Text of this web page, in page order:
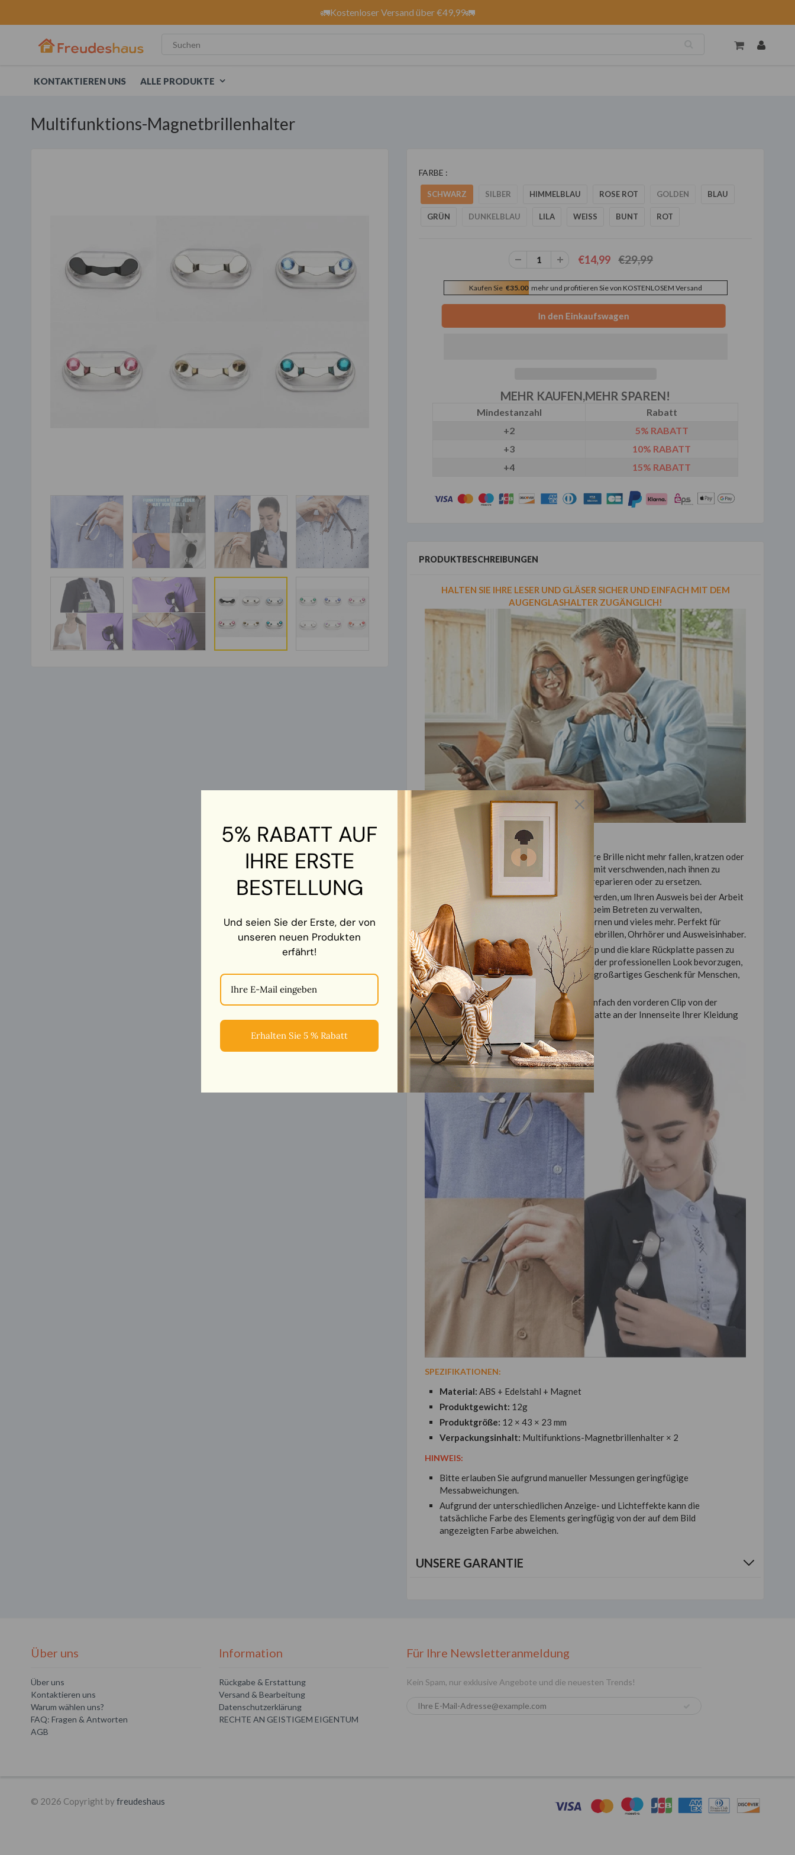
🚛Kostenloser Versand über €49,99🚛
KONTAKTIEREN UNS ALLE PRODUKTE
Multifunktions-Magnetbrillenhalter
FARBE :
SCHWARZ SILBER HIMMELBLAU ROSE ROT GOLDEN BLAU
GRÜN DUNKELBLAU LILA WEISS BUNT ROT
€14,99 €29,99
Kaufen Sie €35.00 mehr und profitieren Sie von KOSTENLOSEM Versand
MEHR KAUFEN,MEHR SPAREN!
Mindestanzahl
Rabatt
+2
5% RABATT
+3
10% RABATT
+4
15% RABATT
PRODUKTBESCHREIBUNGEN
HALTEN SIE IHRE LESER UND GLÄSER SICHER UND EINFACH MIT DEM
AUGENGLASHALTER ZUGÄNGLICH!
EIGENSCHAFTEN:
Schützen Sie Ihre Brille - Lassen Sie Ihre Brille nicht mehr fallen, kratzen oder
verlegen. Sie müssen keine Zeit mehr damit verschwenden, nach ihnen zu
suchen und Geld auszugeben, um sie zu reparieren oder zu ersetzen.
Multifunktional- Es kann verwendet werden, um Ihren Ausweis bei der Arbeit
zu halten, Ihre Ohrhörer, Sonnenbrillen beim Betreten zu verwalten,
Schutzbrillen von der Baustelle zu entfernen und vieles mehr. Perfekt für
Brillen, Sonnenbrillen, Schutzbrillen, Lesebrillen, Ohrhörer und Ausweisinhaber.
Überlegenes Design- Der schlanke Clip und die klare Rückplatte passen zu
jedem Stil. Egal, ob Sie einen stilvollen oder professionellen Look bevorzugen,
dies ist das Richtige für Sie. Dies ist ein großartiges Geschenk für Menschen,
die häufig eine Brille tragen.
Einfache Bedienung
- Entfernen Sie einfach den vorderen Clip von der
Rückplatte und platzieren Sie die Rückplatte an der Innenseite Ihrer Kleidung
an der gewünschten Stelle.
SPEZIFIKATIONEN:
Material: ABS + Edelstahl + Magnet
Produktgewicht: 12g
Produktgröße: 12 × 43 × 23 mm
Verpackungsinhalt: Multifunktions-Magnetbrillenhalter × 2
HINWEIS:
Bitte erlauben Sie aufgrund manueller Messungen geringfügige
Messabweichungen.
Aufgrund der unterschiedlichen Anzeige- und Lichteffekte kann die
tatsächliche Farbe des Elements geringfügig von der auf dem Bild
angezeigten Farbe abweichen.
UNSERE GARANTIE
Über uns
Über uns
Kontaktieren uns
Warum wählen uns?
FAQ: Fragen & Antworten
AGB
Information
Rückgabe & Erstattung
Versand & Bearbeitung
Datenschutzerklärung
RECHTE AN GEISTIGEM EIGENTUM
Für Ihre Newsletteranmeldung
Kein Spam, nur exklusive Angebote und die neuesten Trends!
© 2026 Copyright by freudeshaus
5% RABATT AUF
IHRE ERSTE
BESTELLUNG
Und seien Sie der Erste, der von
unseren neuen Produkten
erfährt!
Erhalten Sie 5 % Rabatt